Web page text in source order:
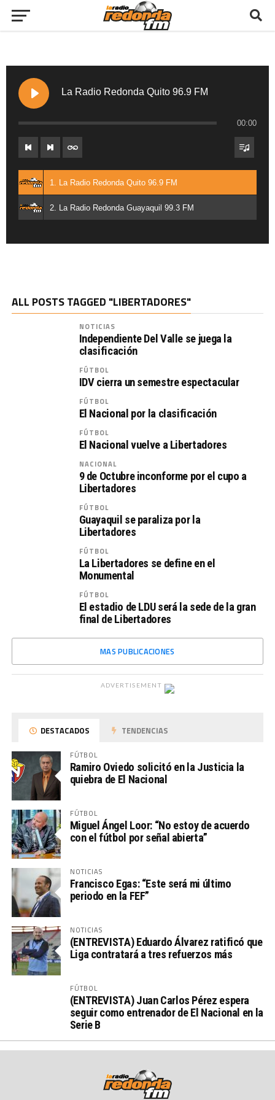
La Radio Redonda Quito 96.9 FM
00:00
1. La Radio Redonda Quito 96.9 FM
2. La Radio Redonda Guayaquil 99.3 FM
ALL POSTS TAGGED "LIBERTADORES"
NOTICIAS
Independiente Del Valle se juega la
clasificación
FÚTBOL
IDV cierra un semestre espectacular
FÚTBOL
El Nacional por la clasificación
FÚTBOL
El Nacional vuelve a Libertadores
NACIONAL
9 de Octubre inconforme por el cupo a
Libertadores
FÚTBOL
Guayaquil se paraliza por la
Libertadores
FÚTBOL
La Libertadores se define en el
Monumental
FÚTBOL
El estadio de LDU será la sede de la gran
final de Libertadores
MAS PUBLICACIONES
ADVERTISEMENT
DESTACADOS TENDENCIAS
FÚTBOL
Ramiro Oviedo solicitó en la Justicia la
quiebra de El Nacional
FÚTBOL
Miguel Ángel Loor: “No estoy de acuerdo
con el fútbol por señal abierta”
NOTICIAS
Francisco Egas: “Este será mi último
periodo en la FEF”
NOTICIAS
(ENTREVISTA) Eduardo Álvarez ratificó que
Liga contratará a tres refuerzos más
FÚTBOL
(ENTREVISTA) Juan Carlos Pérez espera
seguir como entrenador de El Nacional en la
Serie B